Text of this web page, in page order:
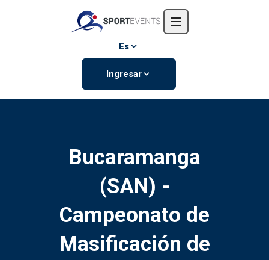
Eventos
Es
Ingresar
Bucaramanga
(SAN) -
Campeonato de
Masificación de